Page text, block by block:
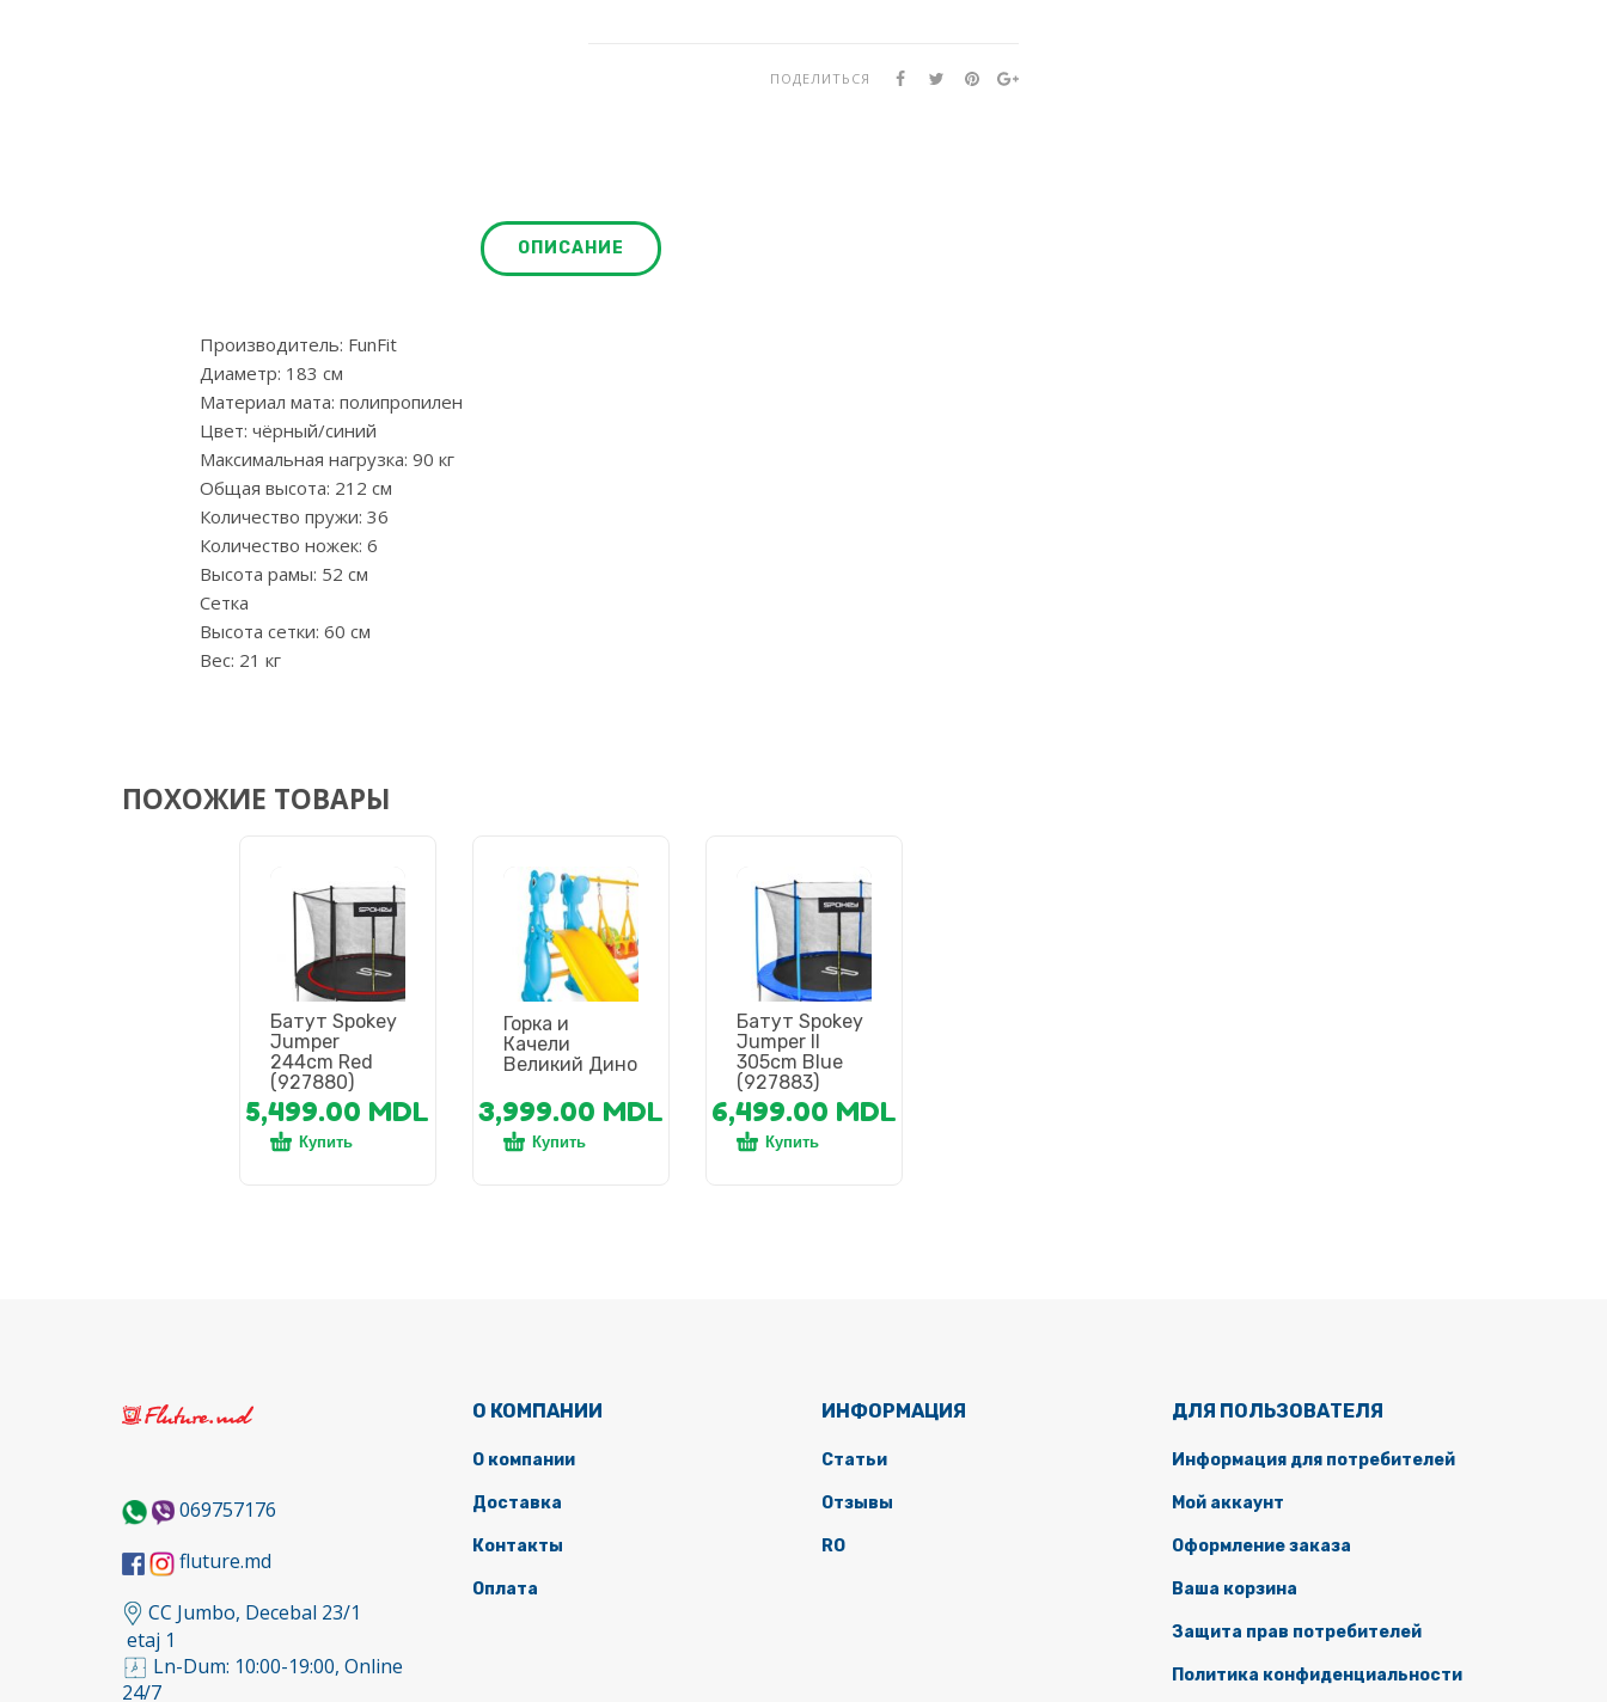
ПОДЕЛИТЬСЯ
ОПИСАНИЕ
Производитель: FunFit
Диаметр: 183 см
Материал мата: полипропилен
Цвет: чёрный/синий
Максимальная нагрузка: 90 кг
Общая высота: 212 см
Количество пружи: 36
Количество ножек: 6
Высота рамы: 52 см
Сетка
Высота сетки: 60 см
Вес: 21 кг
ПОХОЖИЕ ТОВАРЫ
Батут Spokey
Jumper
244cm Red
(927880)
5,499.00 MDL
Купить
Горка и
Качели
Великий Дино
3,999.00 MDL
Купить
Батут Spokey
Jumper II
305cm Blue
(927883)
6,499.00 MDL
Купить
069757176
fluture.md
CC Jumbo, Decebal 23/1
etaj 1
Ln-Dum: 10:00-19:00, Online
24/7
О КОМПАНИИ
О компании
Доставка
Контакты
Оплата
ИНФОРМАЦИЯ
Статьи
Отзывы
RO
ДЛЯ ПОЛЬЗОВАТЕЛЯ
Информация для потребителей
Мой аккаунт
Оформление заказа
Ваша корзина
Защита прав потребителей
Политика конфиденциальности